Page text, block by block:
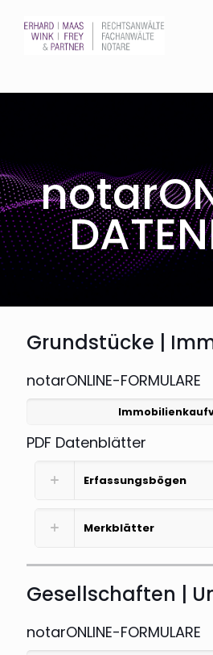
Grundstücke |
notarONLINE-FORMULARE
PDF Datenblätter
Erfassungsbögen
Merkblätter
Gesellschaften |
notarONLINE-FORMULARE